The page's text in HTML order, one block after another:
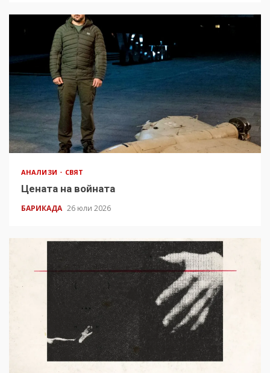
АНАЛИЗИ СВЯТ
Цената на войната
БАРИКАДА 26 юли 2026